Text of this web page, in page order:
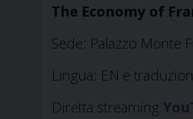
The Economy of
Sede: Palazzo Monte
Lingua: EN e
Diretta streaming